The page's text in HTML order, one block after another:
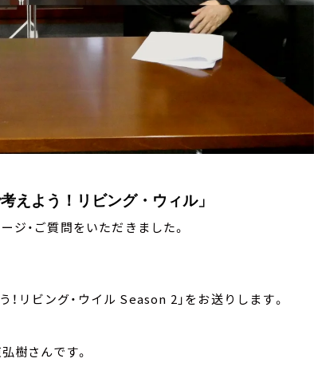
えよう！リビング・ウィル」
ジ・ご質問をいただきました。
！リビング・ウイル Season 2」をお送りします。
樹さんです。